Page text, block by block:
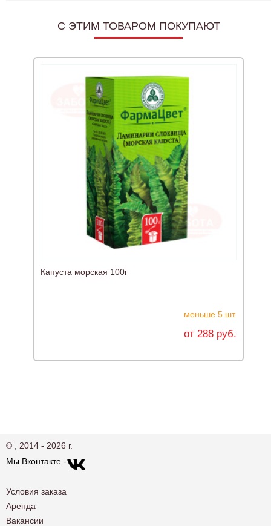
C ЭТИМ ТОВАРОМ ПОКУПАЮТ
Капуста морская 100г
меньше 5 шт.
от 288 руб.
© , 2014 - 2026 г.
Мы Вконтакте -
Условия заказа
Аренда
Вакансии